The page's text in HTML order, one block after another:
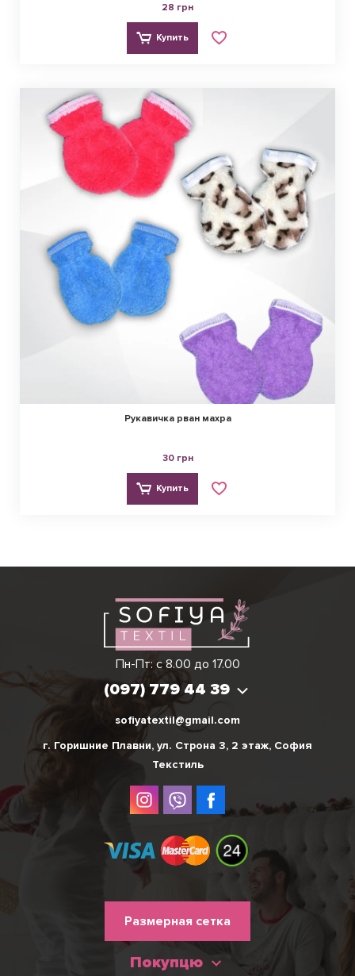
28 грн
Купить
Рукавичка рван махра
30 грн
Купить
Пн-Пт: с 8.00 до 17.00
(097) 779 44 39
Виктория
(097) 779 44 39
sofiyatextil@gmail.com
г. Горишние Плавни, ул. Строна 3, 2 этаж, София
Текстиль
нижнього
Размерная сетка
Покупцю